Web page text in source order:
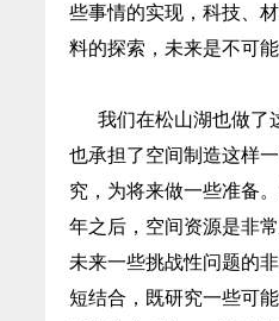
些事情的实现，科技、
料的探索，未来是不可
我们在松山湖也做了
也承担了空间制造这样
究，为将来做一些准备
年之后，空间资源是非
未来一些挑战性问题的
短结合，既研究一些可